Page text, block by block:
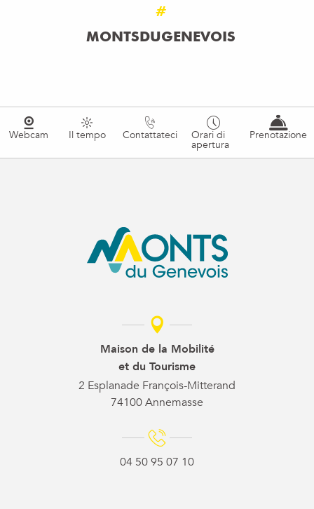
#
MONTSDUGENEVOIS
Webcam Il tempo Contattateci Orari di
apertura
Prenotazione
Maison de la Mobilité
et du Tourisme
2 Esplanade François-Mitterand
74100 Annemasse
04 50 95 07 10